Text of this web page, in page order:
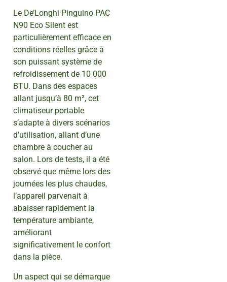
Le De’Longhi Pinguino PAC
N90 Eco Silent est
particulièrement efficace en
conditions réelles grâce à
son puissant système de
refroidissement de 10 000
BTU. Dans des espaces
allant jusqu’à 80 m², cet
climatiseur portable
s’adapte à divers scénarios
d’utilisation, allant d’une
chambre à coucher au
salon. Lors de tests, il a été
observé que même lors des
journées les plus chaudes,
l’appareil parvenait à
abaisser rapidement la
température ambiante,
améliorant
significativement le confort
dans la pièce.
Un aspect qui se démarque